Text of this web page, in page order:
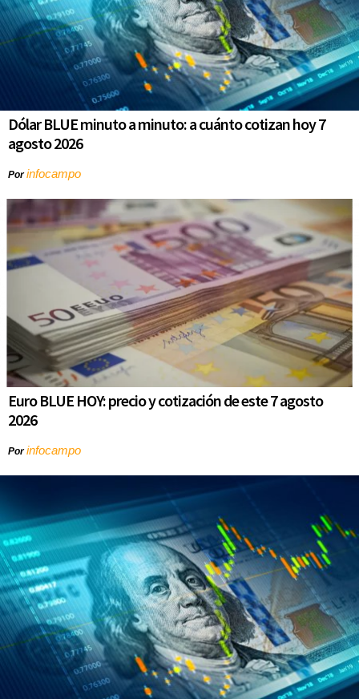
Dólar BLUE minuto a minuto: a cuánto cotizan hoy 7
agosto 2026
Porinfocampo
Euro BLUE HOY: precio y cotización de este 7 agosto
2026
Porinfocampo